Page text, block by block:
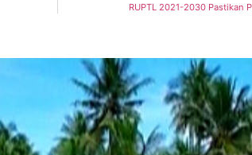
RUPTL 2021-2030 Pastikan